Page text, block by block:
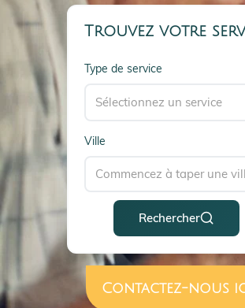
Trouvez votre
Type de service
Ville
Rechercher
Contactez-nous